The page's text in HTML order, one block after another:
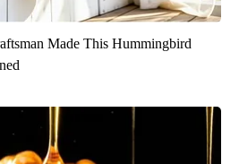
Made This Hummingbird